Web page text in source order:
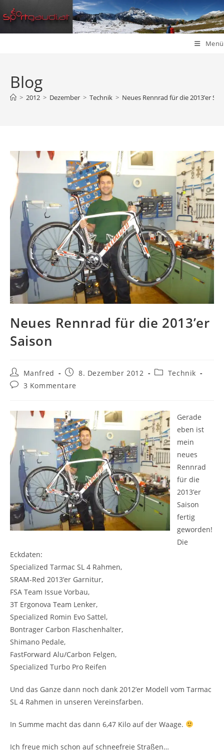
Zum
Inhalt
Menü
Blog
> 2012 > Dezember > Technik > Neues Rennrad für die 2013’er
Neues Rennrad für die 2013’er
Saison
Beitrags-
Autor:
Manfred
Beitrag8. Dezember 2012
Beitrags-
Technik
Beitrags-
3 Kommentare
Gerade
eben ist
mein
neues
Rennrad
für die
2013’er
Saison
fertig
geworden!
Die
Eckdaten:
Specialized Tarmac SL 4 Rahmen,
SRAM-Red 2013’er Garnitur,
FSA Team Issue Vorbau,
3T Ergonova Team Lenker,
Specialized Romin Evo Sattel,
Bontrager Carbon Flaschenhalter,
Shimano Pedale,
FastForward Alu/Carbon Felgen,
Specialized Turbo Pro Reifen
Und das Ganze dann noch dank 2012’er Modell vom Tarmac
SL 4 Rahmen in unseren Vereinsfarben.
In Summe macht das dann 6,47 Kilo auf der Waage.
Ich freue mich schon auf schneefreie Straßen…